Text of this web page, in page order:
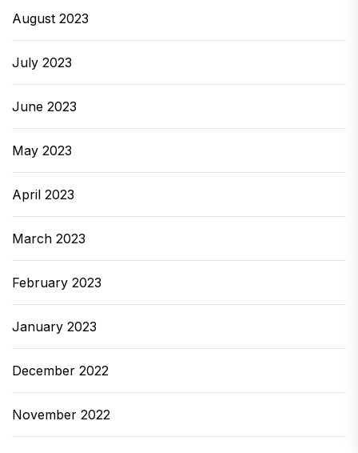
August 2023
July 2023
June 2023
May 2023
April 2023
March 2023
February 2023
January 2023
December 2022
November 2022